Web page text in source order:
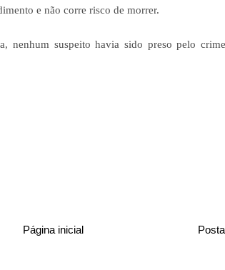
e não corre risco de morrer.
nenhum suspeito havia sido preso pelo
Página inicial